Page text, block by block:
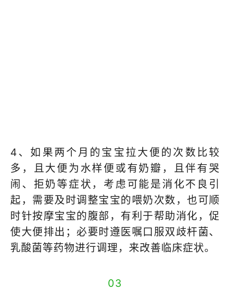
4、如果两个月的宝宝拉大便的次数比较
多，且大便为水样便或有奶瓣，且伴有哭
闹、拒奶等症状，考虑可能是消化不良引
起，需要及时调整宝宝的喂奶次数，也可顺
时针按摩宝宝的腹部，有利于帮助消化，促
使大便排出；必要时遵医嘱口服双歧杆菌、
乳酸菌等药物进行调理，来改善临床症状。
03